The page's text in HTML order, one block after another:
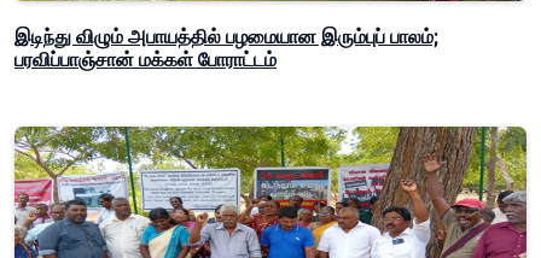
இடிந்து விழும் அபாயத்தில் பழமையான இரும்புப் பாலம்;
பரவிப்பாஞ்சான் மக்கள் போராட்டம்